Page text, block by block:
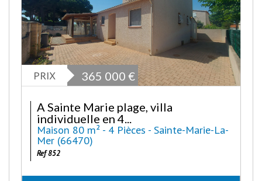
PRIX 365 000 €
A Sainte Marie plage, villa
individuelle en 4...
Maison 80 m² - 4 Pièces - Sainte-Marie-La-
Mer (66470)
Ref 852